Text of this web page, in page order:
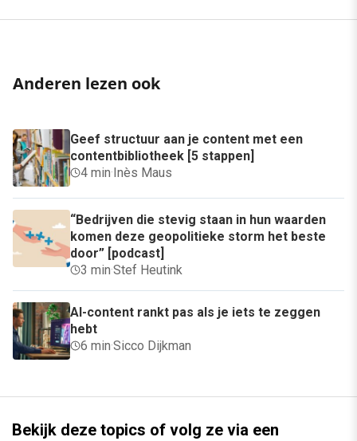
Anderen lezen ook
Geef structuur aan je content met een
contentbibliotheek [5 stappen]
4 min·Inès Maus
“Bedrijven die stevig staan in hun waarden
komen deze geopolitieke storm het beste
door” [podcast]
3 min·Stef Heutink
AI-content rankt pas als je iets te zeggen
hebt
6 min·Sicco Dijkman
Bekijk deze topics of volg ze via een